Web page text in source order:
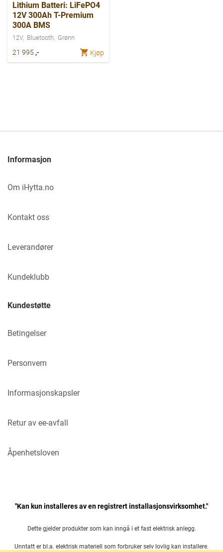
Lithium Batteri: LiFePO4
12V 300Ah T-Premium
300A BMS
12V Bluetooth Grønn
21 995 ,- Kjøp
Informasjon
Om iHytta.no
Kontakt oss
Leverandører
Kundeklubb
Kundestøtte
Betingelser
Personvern
Informasjonskapsler
Retur av ee-avfall
Åpenhetsloven
"Kan kun installeres av en registrert installasjonsvirksomhet."
Dette gjelder produkter som kan inngå i et fast elektrisk anlegg.
Unntatt er bl.a. elektrisk materiell som forbruker selv lovlig kan installere.